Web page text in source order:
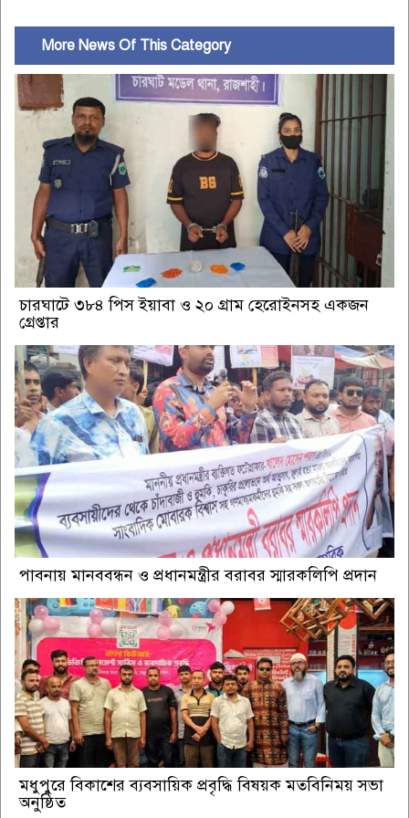
More News Of This Category
চারঘাটে ৩৮৪ পিস ইয়াবা ও ২০ গ্রাম হেরোইনসহ একজন
গ্রেপ্তার
পাবনায় মানববন্ধন ও প্রধানমন্ত্রীর বরাবর স্মারকলিপি প্রদান
মধুপুরে বিকাশের ব্যবসায়িক প্রবৃদ্ধি বিষয়ক মতবিনিময় সভা
অনুষ্ঠিত